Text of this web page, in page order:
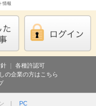
情報
｜ 各種許認可
の企業の方はこちら
ン | PC